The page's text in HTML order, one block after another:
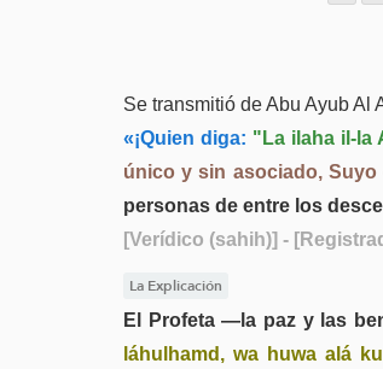
Se transmitió de Abu Ayub
«¡Quien diga: "La ilaha il-la
único y sin asociado,
personas de entre los
[Verídico (sahih)] -
La Explicación
El Profeta —la paz y las
láhulhamd, wa huwa alá